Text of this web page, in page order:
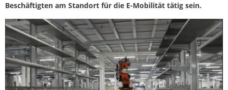
Beschäftigten am Standort für die E-Mobilität tätig sein.